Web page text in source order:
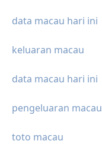
data macau hari ini
keluaran macau
data macau hari ini
pengeluaran macau
toto macau